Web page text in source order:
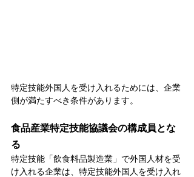
特定技能外国人を受け入れるためには、企業
側が満たすべき条件があります。
食品産業特定技能協議会の構成員とな
る
特定技能「飲食料品製造業」で外国人材を受
け入れる企業は、特定技能外国人を受け入れ